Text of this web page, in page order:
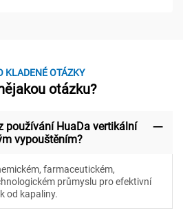
KLADENÉ OTÁZKY
otázku?
používání HuaDa vertikální
vypouštěním?
farmaceutickém,
průmyslu pro efektivní
od kapaliny.